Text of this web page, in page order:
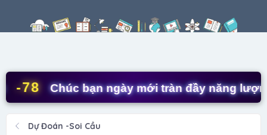
e
s
t
a
r
t
à
y
i
Chúc bạn ngày mới tràn đầy năng lượng!
Dự Đoán -Soi Cầu